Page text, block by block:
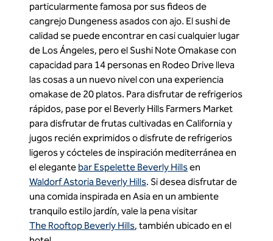
particularmente famosa por sus fideos de
cangrejo Dungeness asados con ajo. El sushi de
calidad se puede encontrar en casi cualquier lugar
de Los Ángeles, pero el Sushi Note Omakase con
capacidad para 14 personas en Rodeo Drive lleva
las cosas a un nuevo nivel con una experiencia
omakase de 20 platos. Para disfrutar de refrigerios
rápidos, pase por el Beverly Hills Farmers Market
para disfrutar de frutas cultivadas en California y
jugos recién exprimidos o disfrute de refrigerios
ligeros y cócteles de inspiración mediterránea en
el elegante bar Espelette Beverly Hillsen
Waldorf Astoria Beverly Hills. Si desea disfrutar de
una comida inspirada en Asia en un ambiente
tranquilo estilo jardín, vale la pena visitar
The Rooftop Beverly Hills, también ubicado en el